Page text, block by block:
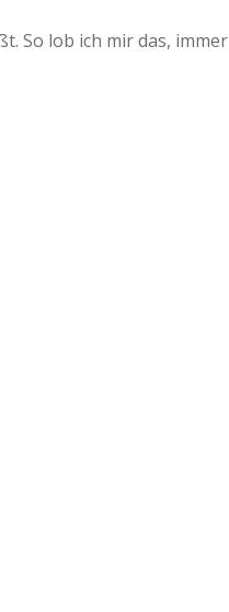
So lob ich mir das, immer